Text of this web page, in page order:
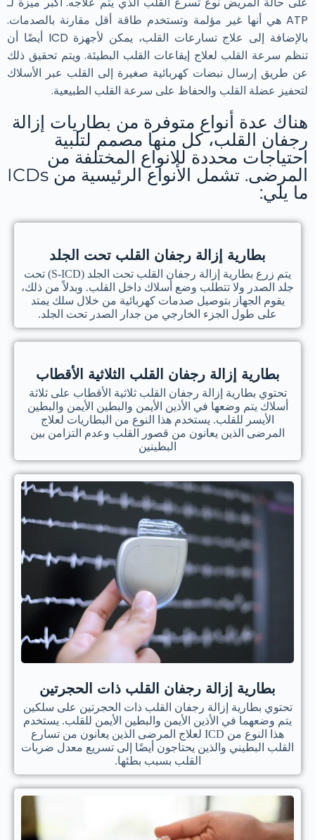
ATP هي أنها غير مؤلمة وتستخدم طاقة أقل مقارنة بالصدمات.
بالإضافة إلى علاج تسارعات القلب، يمكن لأجهزة ICD أيضًا أن
تنظم سرعة القلب لعلاج إيقاعات القلب البطيئة. ويتم تحقيق ذلك
عن طريق إرسال نبضات كهربائية صغيرة إلى القلب عبر الأسلاك
لتحفيز عضلة القلب والحفاظ على سرعة القلب الطبيعية.
هناك عدة أنواع متوفرة من بطاريات إزالة
رجفان القلب، كل منها مصمم لتلبية
احتياجات محددة للانواع المختلفة من
المرضى. تشمل الأنواع الرئيسية من ICDs
ما يلي:
بطارية إزالة رجفان القلب تحت الجلد
يتم زرع بطارية إزالة رجفان القلب تحت الجلد (S-ICD) تحت
جلد الصدر ولا تتطلب وضع أسلاك داخل القلب. وبدلاً من ذلك،
يقوم الجهاز بتوصيل صدمات كهربائية من خلال سلك يمتد
على طول الجزء الخارجي من جدار الصدر تحت الجلد.
بطارية إزالة رجفان القلب الثلاثية الأقطاب
تحتوي بطارية إزالة رجفان القلب ثلاثية الأقطاب على ثلاثة
أسلاك يتم وضعها في الأذين الأيمن والبطين الأيمن والبطين
الأيسر للقلب. يستخدم هذا النوع من البطاريات لعلاج
المرضى الذين يعانون من قصور القلب وعدم التزامن بين
البطينين
بطارية إزالة رجفان القلب ذات الحجرتين
تحتوي بطارية إزالة رجفان القلب ذات الحجرتين على سلكين
يتم وضعهما في الأذين الأيمن والبطين الأيمن للقلب. يستخدم
هذا النوع من ICD لعلاج المرضى الذين يعانون من تسارع
القلب البطيني والذين يحتاجون أيضًا إلى تسريع معدل ضربات
القلب بسبب بطئها.